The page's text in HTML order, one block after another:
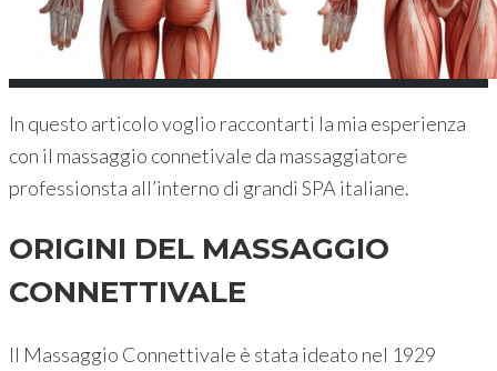
In questo articolo voglio raccontarti la mia esperienza
con il massaggio connetivale da massaggiatore
professionsta all’interno di grandi SPA italiane.
ORIGINI DEL MASSAGGIO
CONNETTIVALE
Il Massaggio Connettivale è stata ideato nel 1929